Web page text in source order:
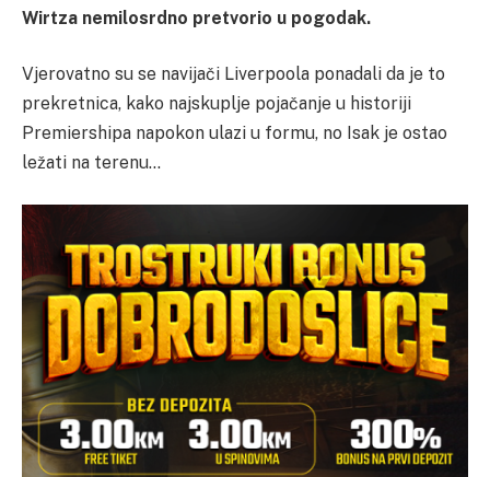
Wirtza nemilosrdno pretvorio u pogodak.
Vjerovatno su se navijači Liverpoola ponadali da je to
prekretnica, kako najskuplje pojačanje u historiji
Premiershipa napokon ulazi u formu, no Isak je ostao
ležati na terenu…